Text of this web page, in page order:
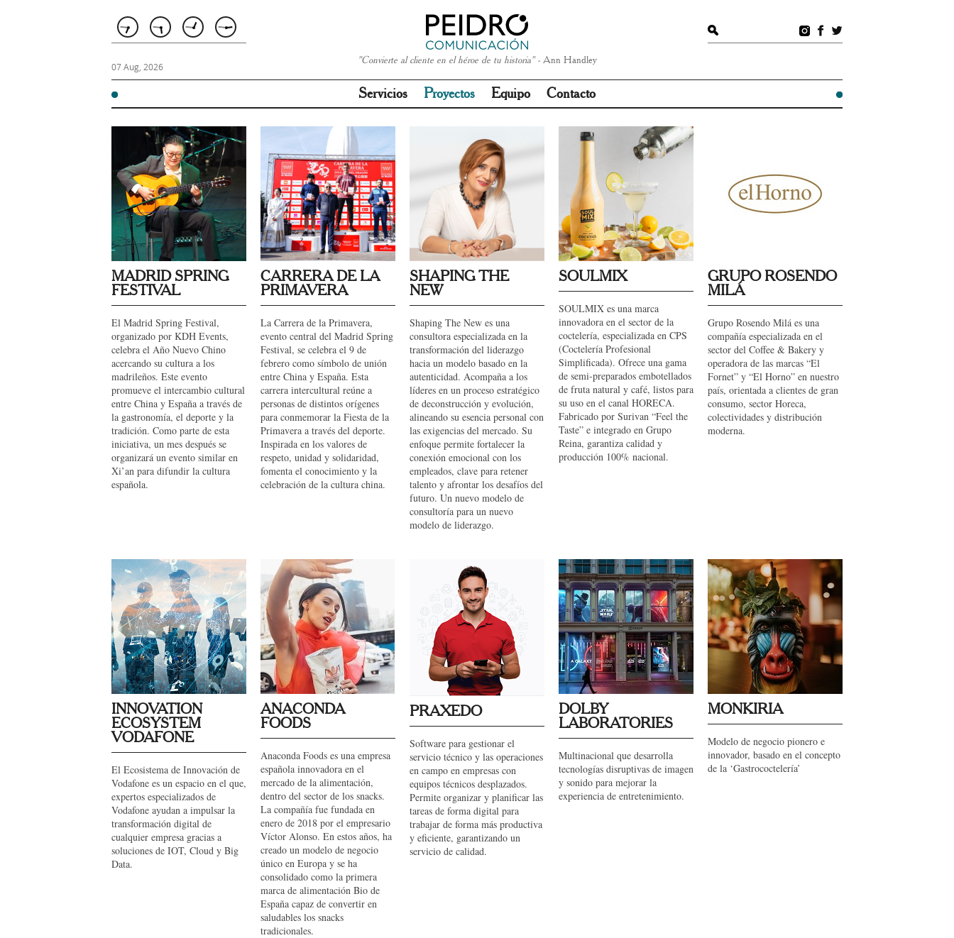
07 Aug, 2026
"Convierte al cliente en el héroe de tu historia" - Ann Handley
Servicios Proyectos Equipo Contacto
MADRID SPRING
FESTIVAL
El Madrid Spring Festival,
organizado por KDH Events,
celebra el Año Nuevo Chino
acercando su cultura a los
madrileños. Este evento
promueve el intercambio cultural
entre China y España a través de
la gastronomía, el deporte y la
tradición. Como parte de esta
iniciativa, un mes después se
organizará un evento similar en
Xi’an para difundir la cultura
española.
CARRERA DE LA
PRIMAVERA
La Carrera de la Primavera,
evento central del Madrid Spring
Festival, se celebra el 9 de
febrero como símbolo de unión
entre China y España. Esta
carrera intercultural reúne a
personas de distintos orígenes
para conmemorar la Fiesta de la
Primavera a través del deporte.
Inspirada en los valores de
respeto, unidad y solidaridad,
fomenta el conocimiento y la
celebración de la cultura china.
SHAPING THE
NEW
Shaping The New es una
consultora especializada en la
transformación del liderazgo
hacia un modelo basado en la
autenticidad. Acompaña a los
líderes en un proceso estratégico
de deconstrucción y evolución,
alineando su esencia personal con
las exigencias del mercado. Su
enfoque permite fortalecer la
conexión emocional con los
empleados, clave para retener
talento y afrontar los desafíos del
futuro. Un nuevo modelo de
consultoría para un nuevo
modelo de liderazgo.
SOULMIX
SOULMIX es una marca
innovadora en el sector de la
coctelería, especializada en CPS
(Coctelería Profesional
Simplificada). Ofrece una gama
de semi-preparados embotellados
de fruta natural y café, listos para
su uso en el canal HORECA.
Fabricado por Surivan “Feel the
Taste” e integrado en Grupo
Reina, garantiza calidad y
producción 100% nacional.
GRUPO ROSENDO
MILÁ
Grupo Rosendo Milá es una
compañía especializada en el
sector del Coffee & Bakery y
operadora de las marcas “El
Fornet” y “El Horno” en nuestro
país, orientada a clientes de gran
consumo, sector Horeca,
colectividades y distribución
moderna.
INNOVATION
ECOSYSTEM
VODAFONE
El Ecosistema de Innovación de
Vodafone es un espacio en el que,
expertos especializados de
Vodafone ayudan a impulsar la
transformación digital de
cualquier empresa gracias a
soluciones de IOT, Cloud y Big
Data.
ANACONDA
FOODS
Anaconda Foods es una empresa
española innovadora en el
mercado de la alimentación,
dentro del sector de los snacks.
La compañía fue fundada en
enero de 2018 por el empresario
Víctor Alonso. En estos años, ha
creado un modelo de negocio
único en Europa y se ha
consolidado como la primera
marca de alimentación Bio de
España capaz de convertir en
saludables los snacks
tradicionales.
PRAXEDO
Software para gestionar el
servicio técnico y las operaciones
en campo en empresas con
equipos técnicos desplazados.
Permite organizar y planificar las
tareas de forma digital para
trabajar de forma más productiva
y eficiente, garantizando un
servicio de calidad.
DOLBY
LABORATORIES
Multinacional que desarrolla
tecnologías disruptivas de imagen
y sonido para mejorar la
experiencia de entretenimiento.
MONKIRIA
Modelo de negocio pionero e
innovador, basado en el concepto
de la ‘Gastrococtelería’